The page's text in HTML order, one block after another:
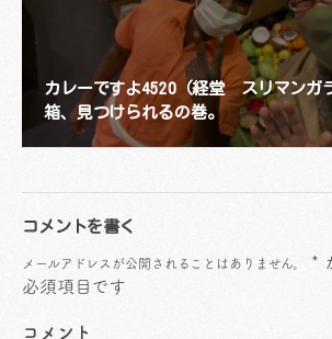
カレーですよ4520（経堂 スリマンガ
箱、見つけられるの巻。
コメントを書く
メールアドレスが公開されることはありません。 *
必須項目です
コメント